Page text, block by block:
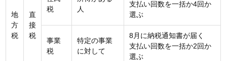
地
方
税
直
接
税
税
人
支払い回数を一括か4回か
選ぶ
事業
税
特定の事業
に対して
8月に納税通知書が届く
支払い回数を一括か2回か
選ぶ